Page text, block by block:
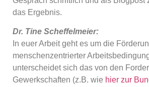
das Ergebnis.
Dr. Tine Scheffelmeier:
In euer Arbeit geht es um die
menschenzentrierter
unterscheidet sich das von den
Gewerkschaften (z.B. wie hier zur